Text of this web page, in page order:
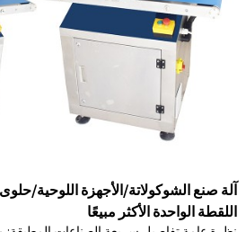
آلة صنع الشوكولاتة/الأجهزة اللوحية/
اللقطة الواحدة الأكثر مبيعًا